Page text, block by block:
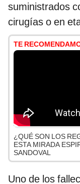
suministrados
cirugías o en
TE
¿QUÉ SON LOS
ESTA MIRADA
SANDOVAL
Uno de los